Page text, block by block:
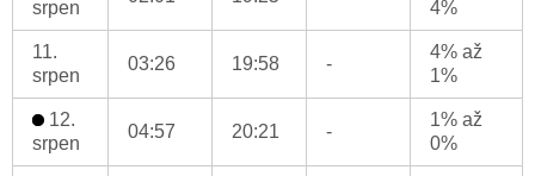
srpen
4%
11.
srpen
03:26 19:58 -
4% až
1%
12.
srpen
04:57 20:21 -
1% až
0%